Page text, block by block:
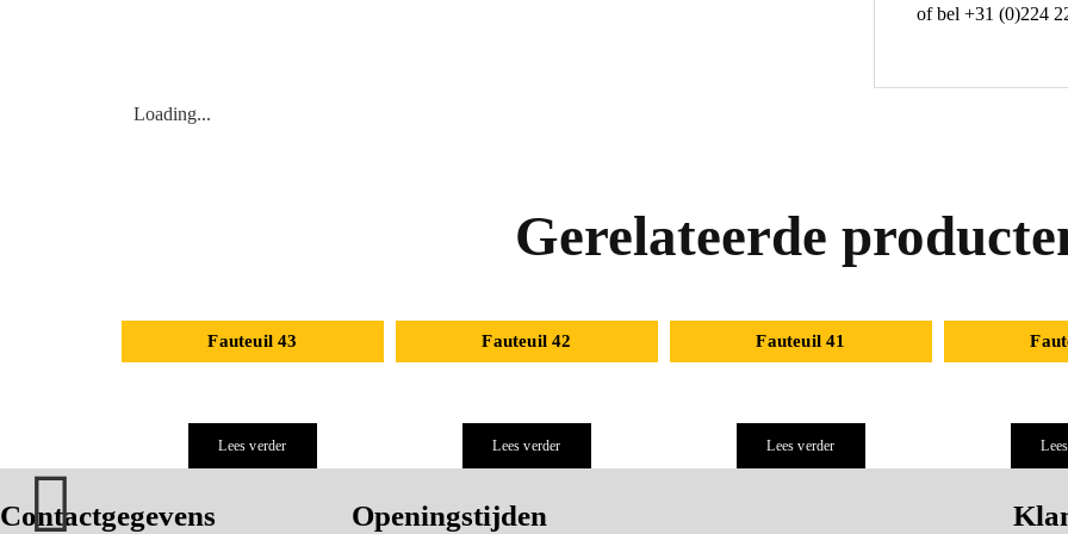
of bel +31 (0)224
Loading...
Gerelateerde
Fauteuil 43
Lees verder
Fauteuil 42
Lees verder
Fauteuil 41
Lees verder
Contactgegevens Openingstijden